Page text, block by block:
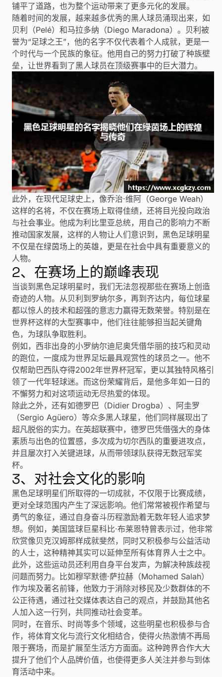
铺平了道路，也为整个运动带来了更多元化的发展。
随着时间的发展，越来越多优秀的黑人球员涌现出来，如
贝利（Pelé）和马拉多纳（Diego Maradona）。贝利被
誉为“足球之王”，他的名字不仅代表着个人成就，更是一
个时代与一个民族的象征。他用自己的努力打破了种族壁
垒，让世界看到了黑人球员在顶级赛事中的巨大潜力。
此外，在现代足球史上，像乔治·维阿（George Weah）
这样的名将，不仅在赛场上取得佳绩，还将目光投向政治
与社会事业。他成为利比里亚总统，用自己的影响力不断
推动国家发展，这样的人物让人们意识到，黑色足球明星
不仅是在绿茵场上的英雄，更是在社会中具有重要意义的
人物。
2、在赛场上的巅峰表现
当谈到黑色足球明星时，我们无法忽视那些在赛场上创造
奇迹的人物。从贝利到罗纳尔多，再到齐达内，每位球星
都以惊人的技术和超强的意志力赢得无数荣誉。特别是在
世界杯这样的大型赛事中，他们往往能够担当起关键角
色，为球队争取胜利。
例如，西非出身的小罗纳尔迪尼奥凭借华丽的技巧和灵动
的跑位，一度成为世界足坛最具观赏性的球员之一。他不
仅帮助巴西队夺得2002年世界杯冠军，更以其独特风格引
领了一代年轻球迷。而这份荣耀背后，是他多年如一日的
不懈努力和对这项运动无尽热爱的体现。
除此之外，还有如德罗巴（Didier Drogba）、阿圭罗
（Sergio Agüero）等众多黑人球星，他们同样展现出了
超凡脱俗的实力。在英超联赛中，德罗巴凭借强大的身体
素质与出色的位置感，多次成为切尔西队的重要进攻点，
并且屡次打入关键进球，从而带领球队获得无数冠军奖
杯。
3、对社会文化的影响
黑色足球明星们所取得的一切成就，不仅限于比赛成绩，
更对全球范围内产生了深远影响。他们常常被视作希望与
勇气的象征，通过自身奋斗历程激励着无数年轻人追求梦
想。例如，美国篮球巨星科比·布莱恩特曾表示过，他非常
欣赏像贝克汉姆那样成就斐然，同时又积极参与公益活动
的人士，这种精神其实可以延伸至所有体育界人士之中。
此外，这些运动员还利用自身平台发声，为解决种族歧视
问题而努力。比如穆罕默德·萨拉赫（Mohamed Salah）
作为埃及著名前锋，他致力于消除对移民及少数群体的不
公正待遇，通过社交媒体表达自己的观点，并鼓励其他名
人加入这一行列，共同推动社会变革。
同时，在音乐、时尚等多个领域，这些明星也积极参与合
作，将体育文化与流行文化相结合，使得火热激情不再局
限于赛场，而是扩展至生活方方面面。这种跨界合作大大
提升了他们个人品牌价值，也使得更多人关注并参与到体
育活动中来。